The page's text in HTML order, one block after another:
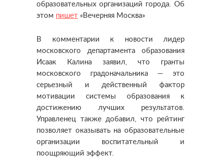
образовательных организаций города. Об
этом пишет «Вечерняя Москва»
В комментарии к новости лидер
московского департамента образования
Исаак Калина заявил, что гранты
московского градоначальника — это
серьезный и действенный фактор
мотивации системы образования к
достижению лучших результатов.
Управленец также добавил, что рейтинг
позволяет оказывать на образовательные
организации воспитательный и
поощряющий эффект.